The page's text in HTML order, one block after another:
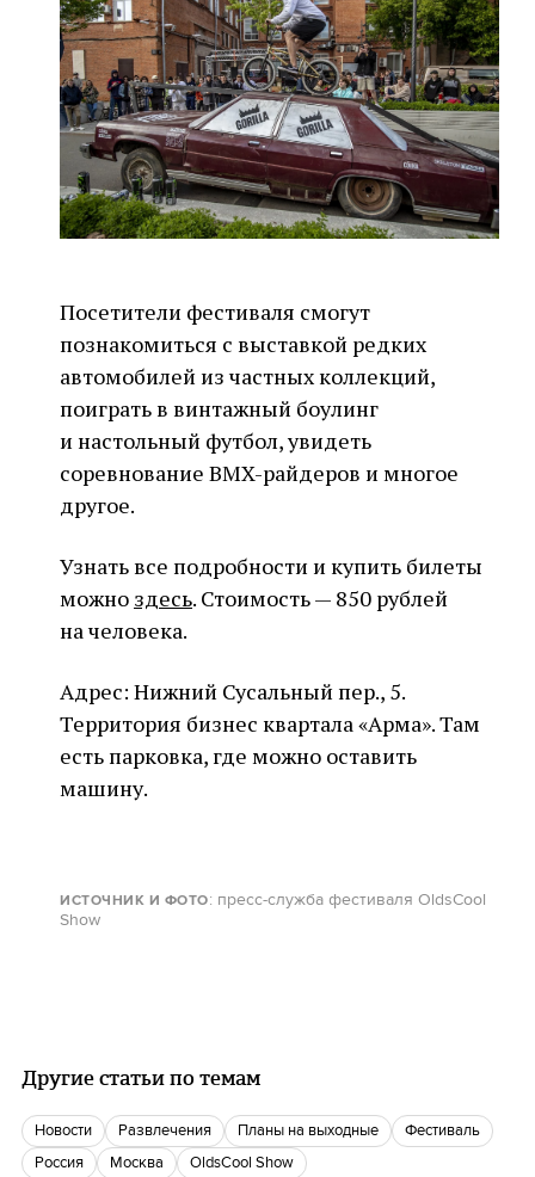
Посетители фестиваля смогут
познакомиться с выставкой редких
автомобилей из частных коллекций,
поиграть в винтажный боулинг
и настольный футбол, увидеть
соревнование BMX-райдеров и многое
другое.
Узнать все подробности и купить билеты
можно здесь. Стоимость — 850 рублей
на человека.
Адрес: Нижний Сусальный пер., 5.
Территория бизнес квартала «Арма». Там
есть парковка, где можно оставить
машину.
ИСТОЧНИК И ФОТО: пресс-служба фестиваля OldsCool
Show
Другие статьи по темам
новости Развлечения Планы на выходные
фестиваль
Россия
Москва OldsCool Show